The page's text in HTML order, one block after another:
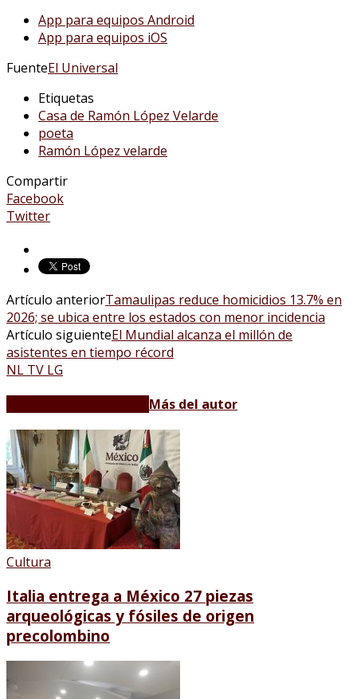
App para equipos Android
App para equipos iOS
FuenteEl Universal
Etiquetas
Casa de Ramón López Velarde
poeta
Ramón López velarde
Compartir
Facebook
Twitter
Artículo anteriorTamaulipas reduce homicidios 13.7% en
2026; se ubica entre los estados con menor incidencia
Artículo siguienteEl Mundial alcanza el millón de
asistentes en tiempo récord
NL TV LG
Más del autor
Cultura
Italia entrega a México 27 piezas
arqueológicas y fósiles de origen
precolombino